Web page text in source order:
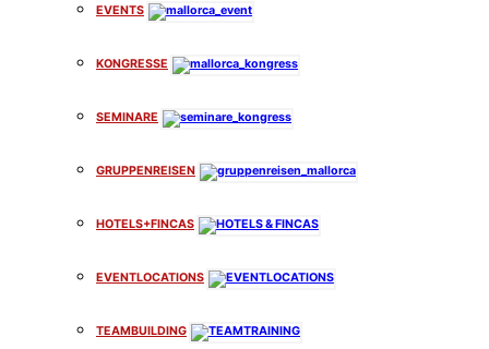
EVENTS
KONGRESSE
SEMINARE
GRUPPENREISEN
HOTELS+FINCAS
EVENTLOCATIONS
TEAMBUILDING